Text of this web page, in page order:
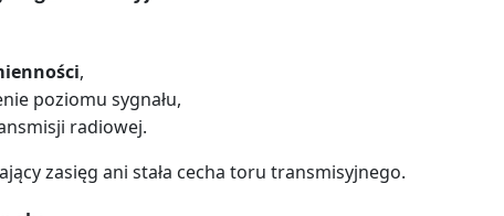
,
poziomu sygnału,
radiowej.
zasięg ani stała cecha toru transmisyjnego.